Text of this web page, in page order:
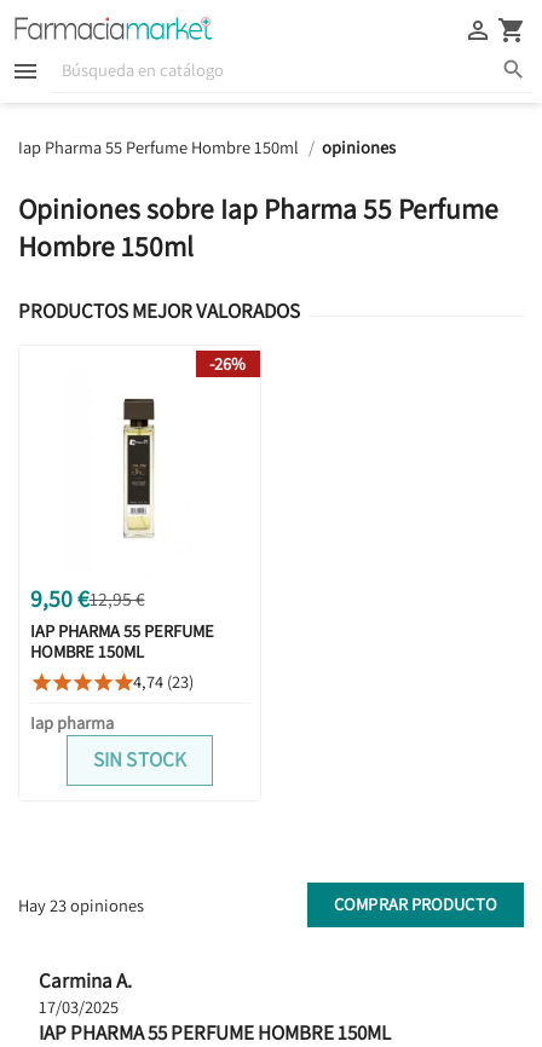
  
 
Iap Pharma 55 Perfume Hombre 150ml opiniones
Opiniones sobre Iap Pharma 55 Perfume
Hombre 150ml
PRODUCTOS MEJOR VALORADOS
9,50 €12,95 €
IAP PHARMA 55 PERFUME
HOMBRE 150ML
4,74 (23)
Iap pharma
SIN STOCK
-26%
Hay 23 opiniones COMPRAR PRODUCTO
Carmina A.
17/03/2025
IAP PHARMA 55 PERFUME HOMBRE 150ML